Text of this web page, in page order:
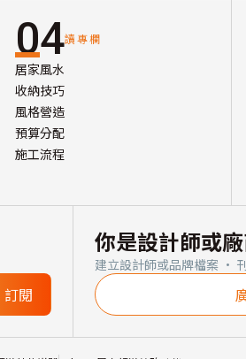
04讀專欄
居家風水
收納技巧
風格營造
預算分配
施工流程
訂閱
你是設計師或
建立設計師或品牌檔案 ·